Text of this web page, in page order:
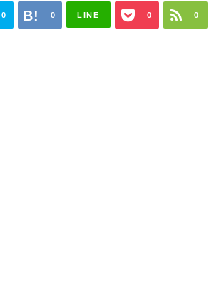
0 0 LINE 0 0